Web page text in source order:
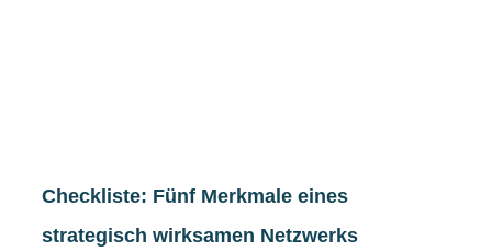
Checkliste: Fünf Merkmale eines
strategisch wirksamen Netzwerks